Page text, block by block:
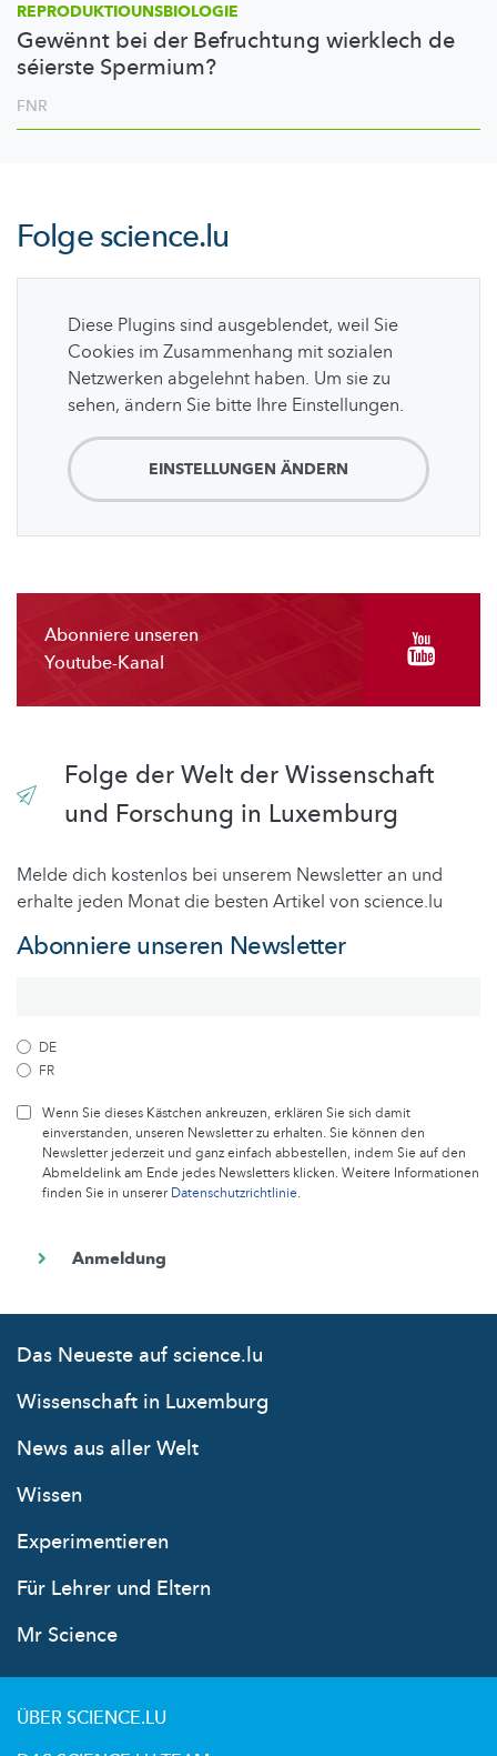
REPRODUKTIOUNSBIOLOGIE
Gewënnt bei der Befruchtung wierklech de
séierste Spermium?
FNR
Folgescience.lu
Diese Plugins sind ausgeblendet, weil Sie
Cookies im Zusammenhang mit sozialen
Netzwerken abgelehnt haben. Um sie zu
sehen, ändern Sie bitte Ihre Einstellungen.
EINSTELLUNGEN ÄNDERN
Abonniere unseren
Youtube-Kanal
Folge der Welt der Wissenschaft
und Forschung in Luxemburg
Melde dich kostenlos bei unserem Newsletter an und
erhalte jeden Monat die besten Artikel von science.lu
Abonniere unseren Newsletter
DE
FR
Wenn Sie dieses Kästchen ankreuzen, erklären Sie sich damit
einverstanden, unseren Newsletter zu erhalten. Sie können den
Newsletter jederzeit und ganz einfach abbestellen, indem Sie auf den
Abmeldelink am Ende jedes Newsletters klicken. Weitere Informationen
finden Sie in unsererDatenschutzrichtlinie.
Das Neueste auf science.lu
Wissenschaft in Luxemburg
News aus aller Welt
Wissen
Experimentieren
Für Lehrer und Eltern
Mr Science
ÜBER SCIENCE.LU